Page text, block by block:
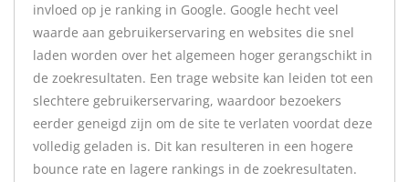
invloed op je ranking in Google. Google hecht veel
waarde aan gebruikerservaring en websites die snel
laden worden over het algemeen hoger gerangschikt in
de zoekresultaten. Een trage website kan leiden tot een
slechtere gebruikerservaring, waardoor bezoekers
eerder geneigd zijn om de site te verlaten voordat deze
volledig geladen is. Dit kan resulteren in een hogere
bounce rate en lagere rankings in de zoekresultaten.